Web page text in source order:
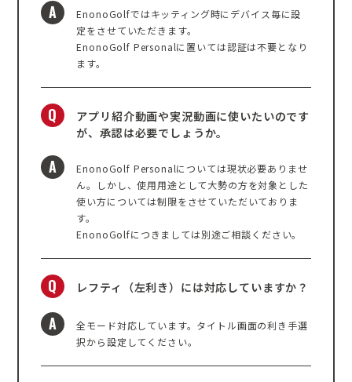
A
EnonoGolfではキッティング時にデバイス毎に設
定をさせていただきます。
EnonoGolf Personalに置いては認証は不要となり
ます。
Q
アプリ紹介動画や実況動画に使いたいのです
が、承認は必要でしょうか。
A
EnonoGolf Personalについては現状必要ありませ
ん。しかし、使用用途として大勢の方を対象とした
使い方については制限をさせていただいておりま
す。
EnonoGolfにつきましては別途ご相談ください。
Q レフティ（左利き）には対応していますか？
A
全モード対応しています。タイトル画面の利き手選
択から設定してください。